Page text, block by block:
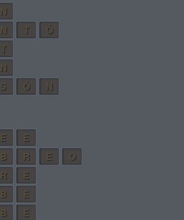
N
N T
Ó
T
N
S Ó
N
E
E
B R E
O
R
E
B
E
B
E